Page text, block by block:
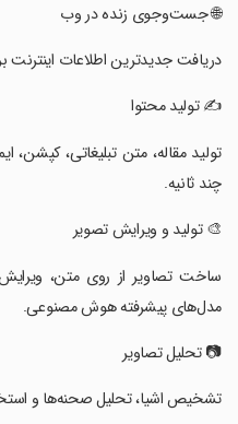
‏‏‏‏‏‏‏🌐 جست‌وجوی زنده در وب
‏‏‏‏‏‏‏دریافت جدیدترین اطلاعات اینترنت
‏‏‏‏‏‏‏✍️ تولید محتوا
‏‏‏‏‏‏‏تولید مقاله، متن تبلیغاتی، کپشن،
چند ثانیه.
‏‏‏‏‏‏‏🎨 تولید و ویرایش تصویر
‏‏‏‏‏‏‏ساخت تصاویر از روی متن،
مدل‌های پیشرفته هوش مصنوعی.
‏‏‏‏‏‏‏📷 تحلیل تصاویر
‏‏‏‏‏‏‏تشخیص اشیا، تحلیل صحنه‌ها و